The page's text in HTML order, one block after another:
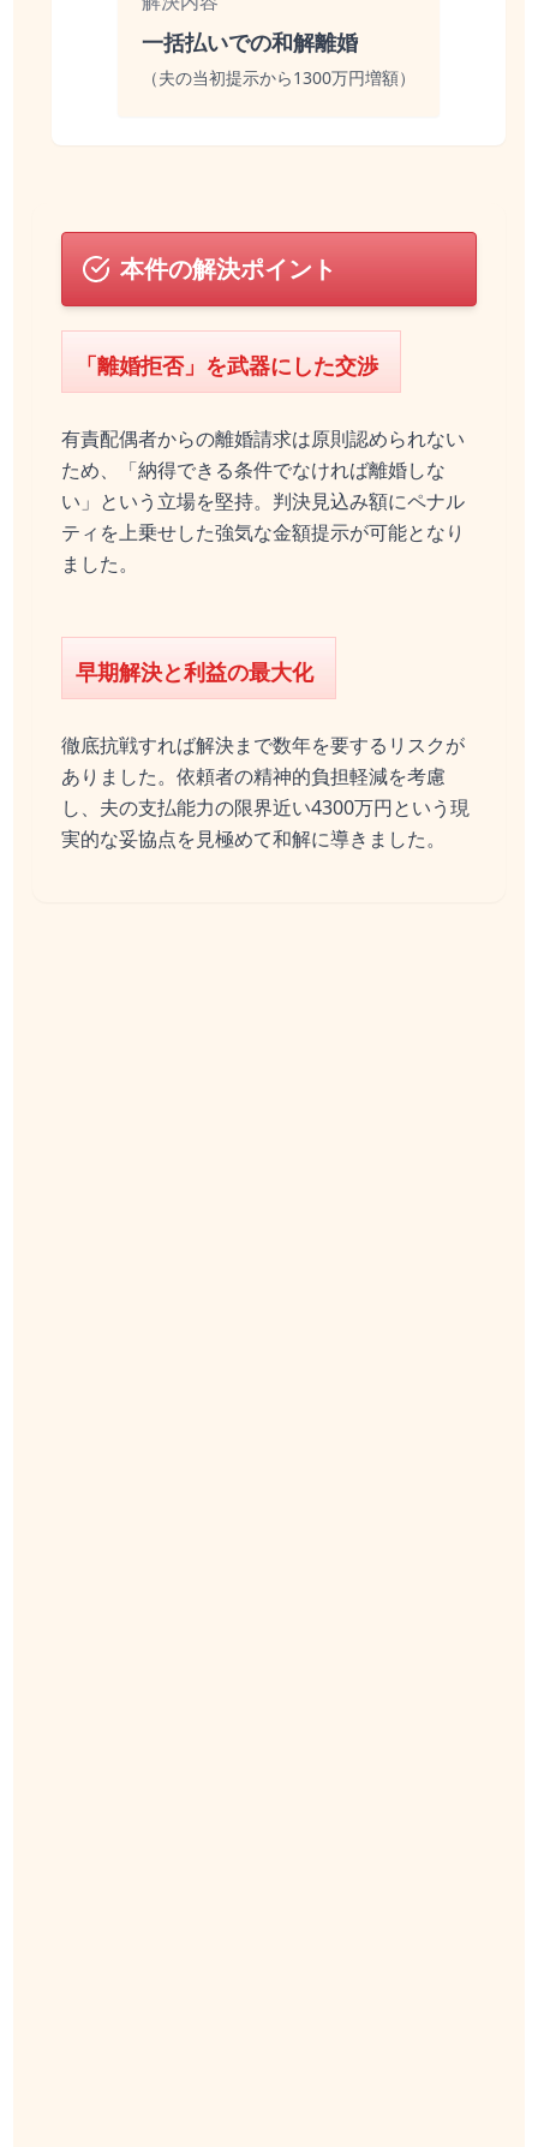
一括払いでの和解離婚
（夫の当初提示から1300万円増額）
本件の解決ポイント
「離婚拒否」を武器にした交渉
有責配偶者からの離婚請求は原則認められない
ため、「納得できる条件でなければ離婚しな
い」という立場を堅持。判決見込み額にペナル
ティを上乗せした強気な金額提示が可能となり
ました。
早期解決と利益の最大化
徹底抗戦すれば解決まで数年を要するリスクが
ありました。依頼者の精神的負担軽減を考慮
し、夫の支払能力の限界近い4300万円という現
実的な妥協点を見極めて和解に導きました。